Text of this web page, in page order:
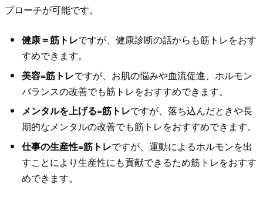
プローチが可能です。
健康＝筋トレですが、健康診断の話からも筋トレをおす
すめできます。
美容=筋トレですが、お肌の悩みや血流促進、ホルモン
バランスの改善でも筋トレをおすすめできます。
メンタルを上げる=筋トレですが、落ち込んだときや長
期的なメンタルの改善でも筋トレをおすすめできます。
仕事の生産性=筋トレですが、運動によるホルモンを出
すことにより生産性にも貢献できるため筋トレをおすす
めできます。